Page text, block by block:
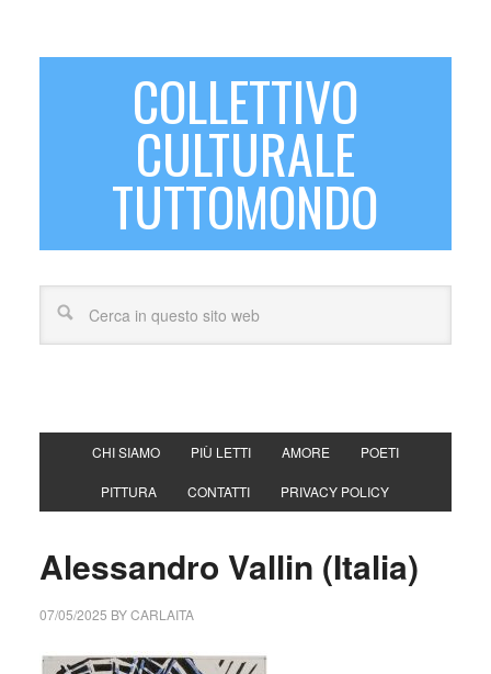
COLLETTIVO
CULTURALE
TUTTOMONDO
CHI SIAMO PIÙ LETTI AMORE POETI
PITTURA CONTATTI PRIVACY POLICY
Alessandro Vallin (Italia)
07/05/2025 BYCARLAITA